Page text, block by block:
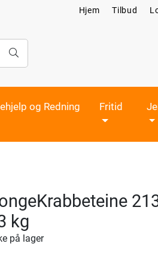
Hjem Tilbud
og Redning Fritid
kg
på lager